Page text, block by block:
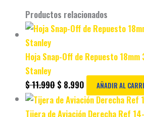
Productos relacionados
Hoja Snap-Off de Repuesto 18mm
Stanley
$11.990 $ 8.990 AÑADIR AL
Tijera de Aviación Derecha Ref